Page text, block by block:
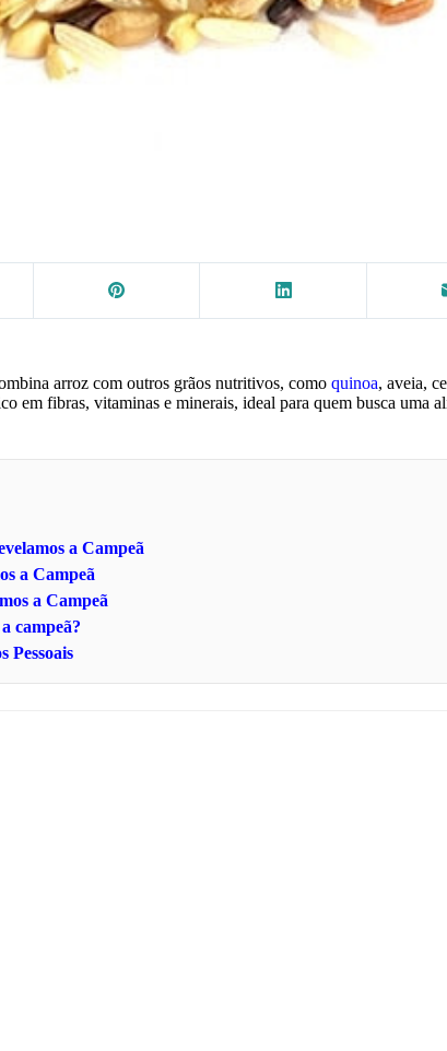
arroz com outros grãos nutritivos, como quinoa, aveia,
em fibras, vitaminas e minerais, ideal para quem busca uma
a Campeã
a Campeã
a Campeã
campeã?
Pessoais